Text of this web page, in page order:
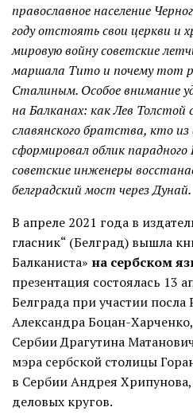
православное население
году отстоять свои церкви и
мировую войну советские
маршала Тито и почему тот
Сталиным. Особое внимание
на Балканах: как Лев Толстой
славянского братства, кто
сформировал облик
советские инженеры
белградский мост через Дунай.
В апреле 2021 года в
гласник“ (Белград) вышла
Балканиста» на сербском
презентация состоялась 13
Белграда при участии посла
Александра Боцан-
Сербии Драгутина
мэра сербской столицы
в Сербии Андрея
деловых кругов.